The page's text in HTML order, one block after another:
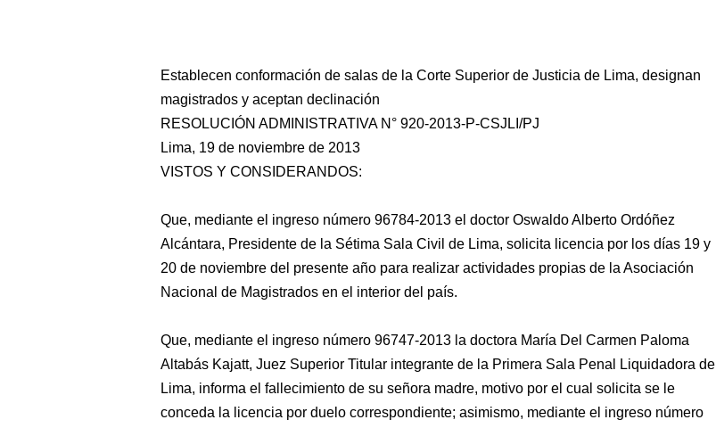
Establecen conformación de salas de la Corte Superior de Justicia de Lima, designan
magistrados y aceptan declinación
RESOLUCIÓN ADMINISTRATIVA N° 920-2013-P-CSJLI/PJ
Lima, 19 de noviembre de 2013
VISTOS Y CONSIDERANDOS:
Que, mediante el ingreso número 96784-2013 el doctor Oswaldo Alberto Ordóñez
Alcántara, Presidente de la Sétima Sala Civil de Lima, solicita licencia por los días 19 y
20 de noviembre del presente año para realizar actividades propias de la Asociación
Nacional de Magistrados en el interior del país.
Que, mediante el ingreso número 96747-2013 la doctora María Del Carmen Paloma
Altabás Kajatt, Juez Superior Titular integrante de la Primera Sala Penal Liquidadora de
Lima, informa el fallecimiento de su señora madre, motivo por el cual solicita se le
conceda la licencia por duelo correspondiente; asimismo, mediante el ingreso número